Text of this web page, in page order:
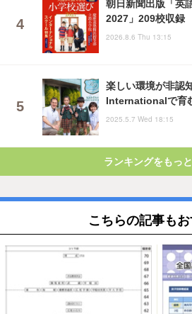
朝日新聞出版「英
2027」209校収録
2026.8.6 Thu 13:15
楽しい環境が非認
Internationalで育
2025.5.7 Wed 18:15
ランキングをもっ
こちらの記事も